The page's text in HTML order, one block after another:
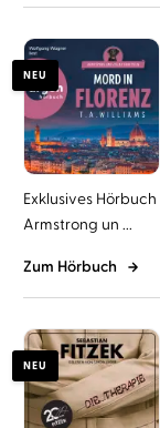
NEU
Exklusives
Armstrong un ...
Zum Hörbuch
NEU